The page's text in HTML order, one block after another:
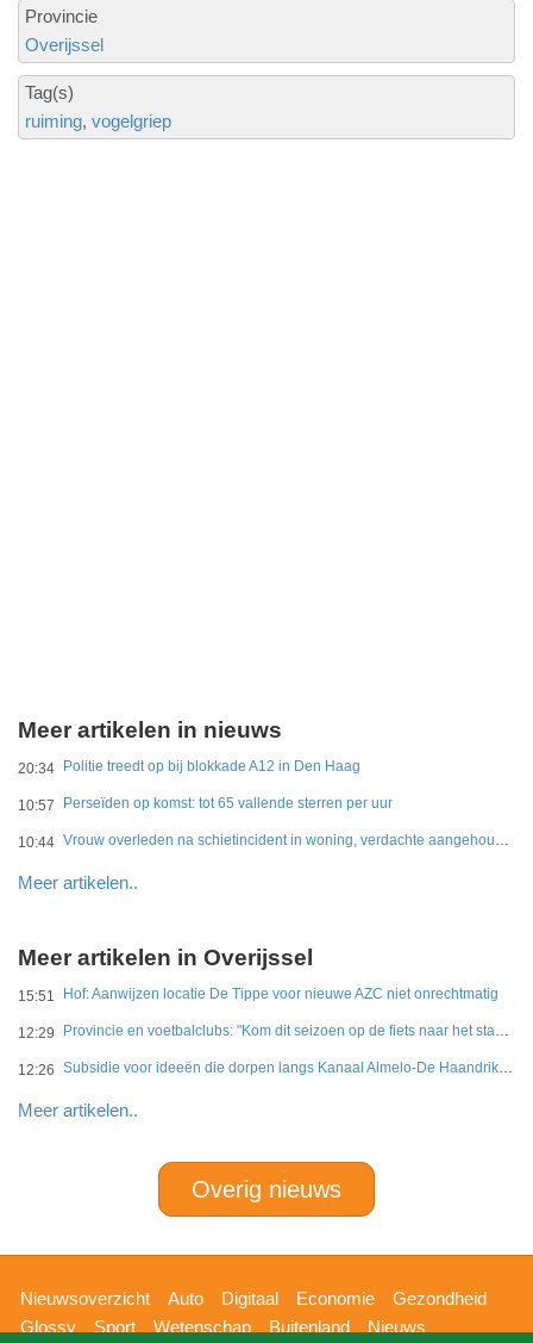
Provincie
Overijssel
Tag(s)
ruiming vogelgriep
Meer artikelen in nieuws
20:34 Politie treedt op bij blokkade A12 in Den Haag
10:57 Perseïden op komst: tot 65 vallende sterren per uur
10:44 Vrouw overleden na schietincident in woning, verdachte aangehouden
Meer artikelen..
Meer artikelen in Overijssel
15:51 Hof: Aanwijzen locatie De Tippe voor nieuwe AZC niet onrechtmatig
12:29 Provincie en voetbalclubs: "Kom dit seizoen op de fiets naar het stadion"
12:26 Subsidie voor ideeën die dorpen langs Kanaal Almelo-De Haandrik sterker maken
Meer artikelen..
Overig nieuws
Hoofdnavigatie
Nieuwsoverzicht Auto Digitaal Economie
Gezondheid
Glossy
Sport Wetenschap Buitenland Nieuws